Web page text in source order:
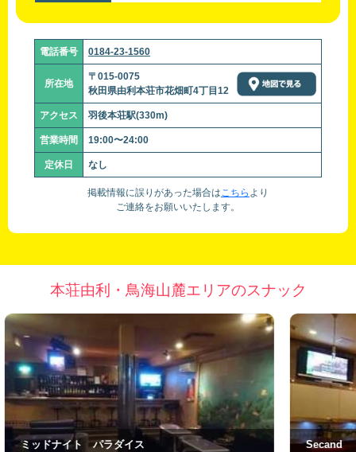
電話番号 0184-23-1560
所在地
〒015-0075
秋田県由利本荘市花畑町4丁目12
アクセス 羽後本荘駅(330m)
営業時間 19:00〜24:00
定休日 なし
掲載情報に誤りがあった場合はこちら より
ご連絡をお願いいたします。
本荘由利・鳥海山麓エリアのスナック
Secand